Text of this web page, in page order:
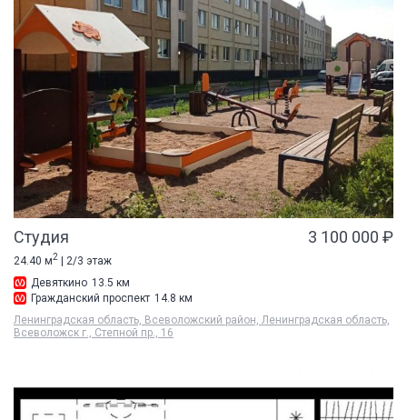
Студия 3 100 000 ₽
24.40 м2
| 2/3 этаж
Девяткино 13.5 км
Гражданский проспект 14.8 км
Ленинградская область, Всеволожский район, Ленинградская область,
Всеволожск г., Степной пр., 16